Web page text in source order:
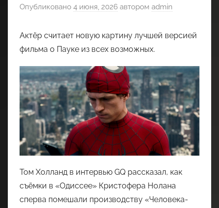
Опубликовано 4 июня, 2026 автором admin
Актёр считает новую картину лучшей версией
фильма о Пауке из всех возможных.
Том Холланд в интервью GQ рассказал, как
съёмки в «Одиссее» Кристофера Нолана
сперва помешали производству «Человека-